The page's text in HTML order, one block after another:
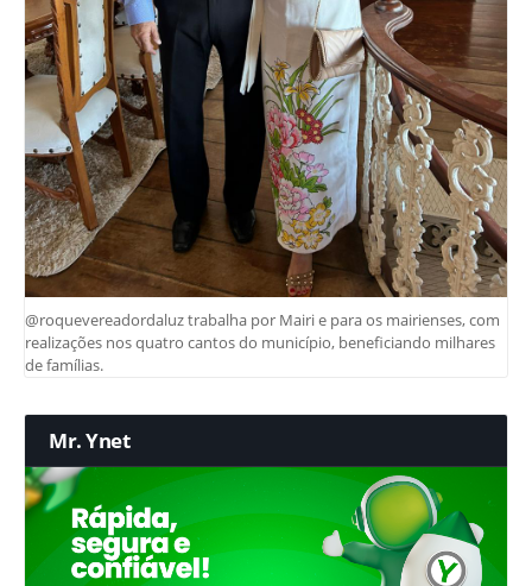
@roquevereadordaluz trabalha por Mairi e para os mairienses, com
realizações nos quatro cantos do município, beneficiando milhares
de famílias.
Mr. Ynet